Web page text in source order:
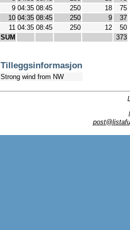
9 04:35 08:45 250 18
75
10 04:35 08:45 250 9
37
11 04:35 08:45 250 12
50
SUM
373
Tilleggsinformasjon
Strong wind from NW